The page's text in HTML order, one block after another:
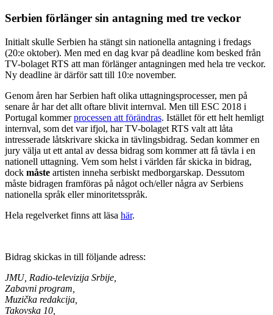
Serbien förlänger sin antagning med tre veckor
Initialt skulle Serbien ha stängt sin nationella antagning i fredags
(20:e oktober). Men med en dag kvar på deadline kom besked från
TV-bolaget RTS att man förlänger antagningen med hela tre veckor.
Ny deadline är därför satt till 10:e november.
Genom åren har Serbien haft olika uttagningsprocesser, men på
senare år har det allt oftare blivit internval. Men till ESC 2018 i
Portugal kommerprocessen att förändras. Istället för ett helt hemligt
internval, som det var ifjol, har TV-bolaget RTS valt att låta
intresserade låtskrivare skicka in tävlingsbidrag. Sedan kommer en
jury välja ut ett antal av dessa bidrag som kommer att få tävla i en
nationell uttagning. Vem som helst i världen får skicka in bidrag,
dock måste artisten inneha serbiskt medborgarskap. Dessutom
måste bidragen framföras på något och/eller några av Serbiens
nationella språk eller minoritetsspråk.
Hela regelverket finns att läsa här.
Bidrag skickas in till följande adress:
JMU, Radio-televizija Srbije,
Zabavni program,
Muzička redakcija,
Takovska 10,